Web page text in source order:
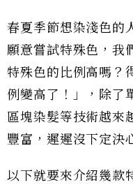
春夏季節想染淺色的
願意嘗試特殊色，我
特殊色的比例高嗎？
例變高了！」，除了
區塊染髮等技術越來
豐富，遲遲沒下定決
以下就要來介紹幾款